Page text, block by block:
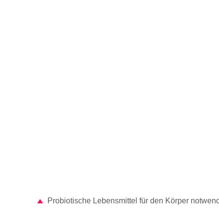
Probiotische Lebensmittel für den Körper